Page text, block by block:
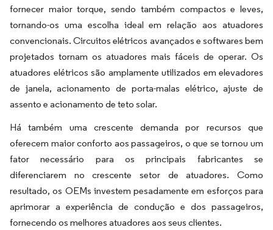
fornecer maior torque, sendo também compactos e leves,
tornando-os uma escolha ideal em relação aos atuadores
convencionais. Circuitos elétricos avançados e softwares bem
projetados tornam os atuadores mais fáceis de operar. Os
atuadores elétricos são amplamente utilizados em elevadores
de janela, acionamento de porta-malas elétrico, ajuste de
assento e acionamento de teto solar.
Há também uma crescente demanda por recursos que
oferecem maior conforto aos passageiros, o que se tornou um
fator necessário para os principais fabricantes se
diferenciarem no crescente setor de atuadores. Como
resultado, os OEMs investem pesadamente em esforços para
aprimorar a experiência de condução e dos passageiros,
fornecendo os melhores atuadores aos seus clientes.